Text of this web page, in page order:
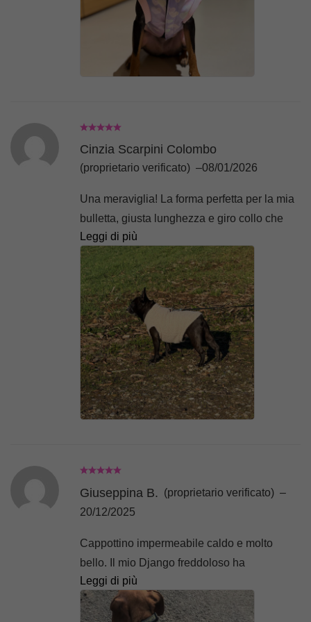
Cinzia Scarpini Colombo
(proprietario verificato) –08/01/2026
Una meraviglia! La forma perfetta per la mia
bulletta, giusta lunghezza e giro collo che
non stringe. Ultimo ma non ultimo è
veramente caldo.
Leggi di più
Giuseppina B. (proprietario verificato) –
20/12/2025
Cappottino impermeabile caldo e molto
bello. Il mio Django freddoloso ha
apprezzato molto.
Leggi di più